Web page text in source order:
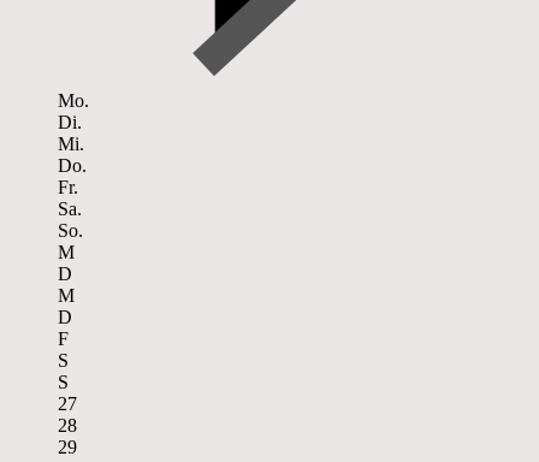
Mo.
Di.
Mi.
Do.
Fr.
Sa.
So.
M
D
M
D
F
S
S
27
28
29